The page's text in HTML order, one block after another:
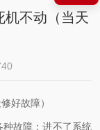
机不动（当天
好故障）
种故障：进不了系统